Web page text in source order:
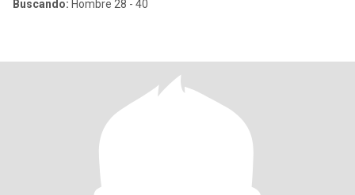
Buscando: Hombre 28 - 40